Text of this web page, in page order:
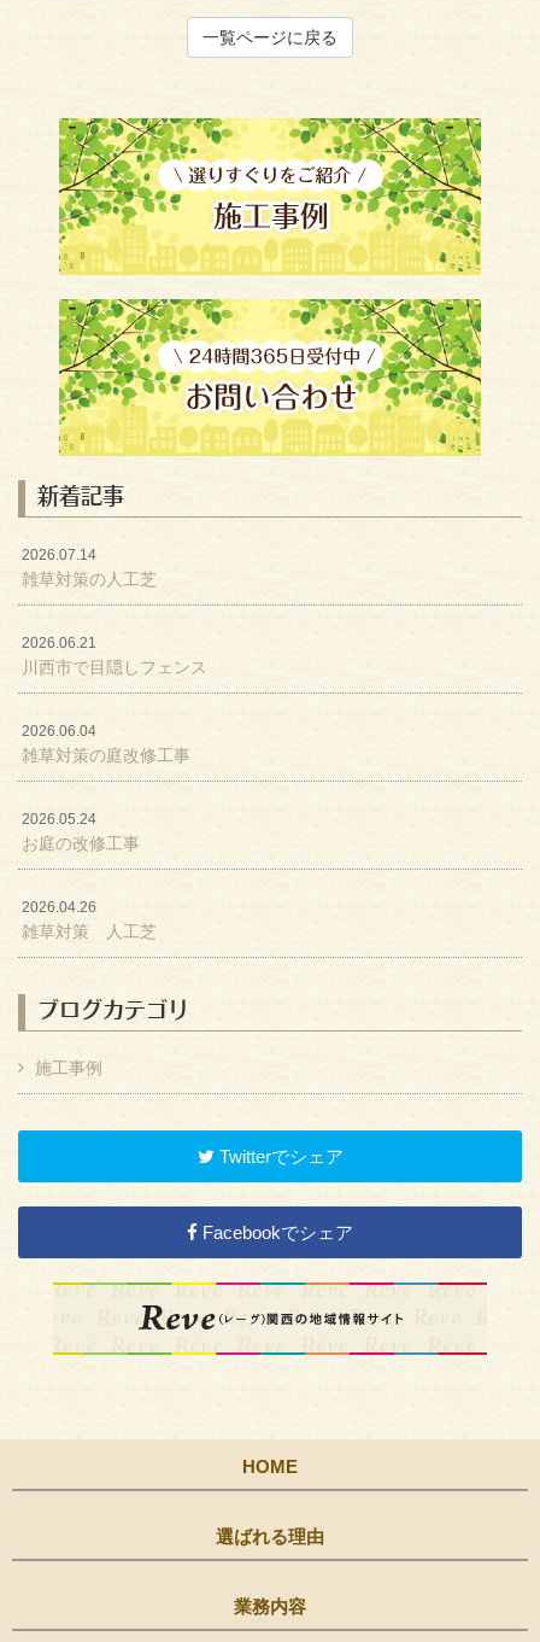
一覧ページに戻る
新着記事
2026.07.14
雑草対策の人工芝
2026.06.21
川西市で目隠しフェンス
2026.06.04
雑草対策の庭改修工事
2026.05.24
お庭の改修工事
2026.04.26
雑草対策 人工芝
ブログカテゴリ
施工事例
Twitterでシェア
Facebookでシェア
HOME
選ばれる理由
業務内容